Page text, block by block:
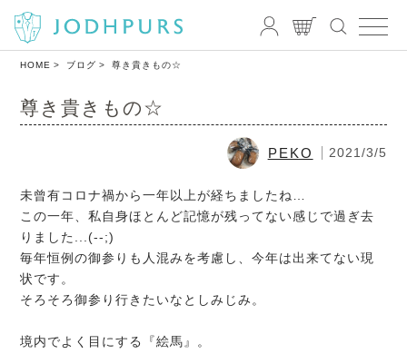
HOME ブログ 尊き貴きもの☆
尊き貴きもの☆
PEKO 2021/3/5
未曾有コロナ禍から一年以上が経ちましたね…
この一年、私自身ほとんど記憶が残ってない感じで過ぎ去
りました...(--;)
毎年恒例の御参りも人混みを考慮し、今年は出来てない現
状です。
そろそろ御参り行きたいなとしみじみ。
境内でよく目にする『絵馬』。